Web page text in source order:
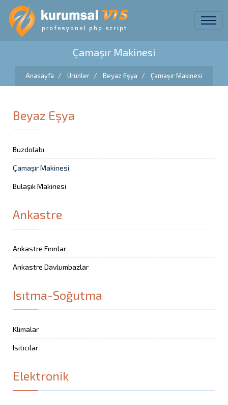
Çamaşır Makinesi
Anasayfa Ürünler Beyaz Eşya Çamaşır Makinesi
Beyaz Eşya
Buzdolabı
Çamaşır Makinesi
Bulaşık Makinesi
Ankastre
Ankastre Fırınlar
Ankastre Davlumbazlar
Isıtma-Soğutma
Klimalar
Isıtıcılar
Elektronik